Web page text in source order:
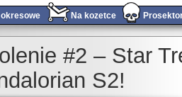
Na kozetce
#2 – Star
S2!